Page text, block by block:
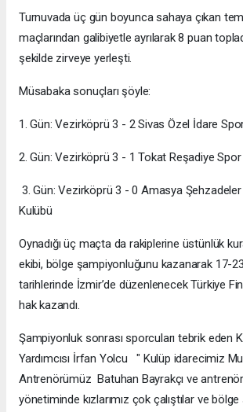
Turnuvada üç gün boyunca sahaya çıkan
maçlarından galibiyetle ayrılarak 8 puan
şekilde zirveye yerleşti.
Müsabaka sonuçları şöyle:
1. Gün: Vezirköprü 3 - 2 Sivas Özel İdare
2. Gün: Vezirköprü 3 - 1 Tokat Reşadiye Spor
3. Gün: Vezirköprü 3 - 0 Amasya
Kulübü
Oynadığı üç maçta da rakiplerine üstünlük
ekibi, bölge şampiyonluğunu kazanarak 17-
tarihlerinde İzmir’de düzenlenecek Türkiye
hak kazandı.
Şampiyonluk sonrası sporcuları tebrik eden
Yardımcısı İrfan Yolcu " Kulüp idarecimiz
Antrenörümüz Batuhan Bayrakçı ve
yönetiminde kızlarımız çok çalıştılar ve